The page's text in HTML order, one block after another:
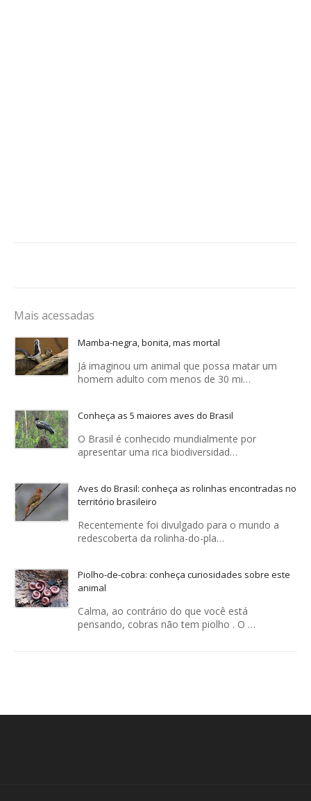
Mais acessadas
Mamba-negra, bonita, mas mortal
Já imaginou um animal que possa matar um
homem adulto com menos de 30 mi…
Conheça as 5 maiores aves do Brasil
O Brasil é conhecido mundialmente por
apresentar uma rica biodiversidad…
Aves do Brasil: conheça as rolinhas encontradas no
território brasileiro
Recentemente foi divulgado para o mundo a
redescoberta da rolinha-do-pla…
Piolho-de-cobra: conheça curiosidades sobre este
animal
Calma, ao contrário do que você está
pensando, cobras não tem piolho . O …